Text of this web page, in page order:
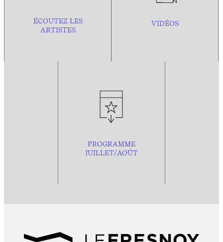
ÉCOUTEZ LES
ARTISTES
VIDÉOS
PROGRAMME
JUILLET/AOÛT